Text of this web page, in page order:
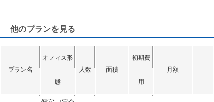
他のプランを見る
プラン名
オフィス形
態
人数 面積
初期費
用
月額